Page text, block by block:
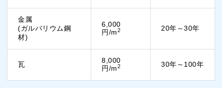
金属
(ガルバリウム鋼
材)
6,000
円/m2 20年～30年
瓦
8,000
円/m2 30年～100年